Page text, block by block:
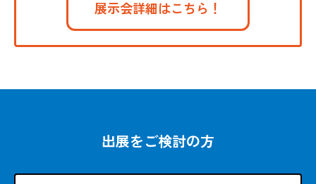
展示会詳細はこちら！
出展をご検討の方